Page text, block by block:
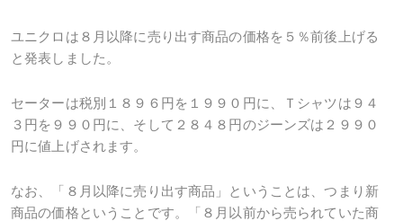
ユニクロは８月以降に売り出す商品の価格を５％前後上げる
と発表しました。
セーターは税別１８９６円を１９９０円に、Ｔシャツは９４
３円を９９０円に、そして２８４８円のジーンズは２９９０
円に値上げされます。
なお、「８月以降に売り出す商品」ということは、つまり新
商品の価格ということです。「８月以前から売られていた商